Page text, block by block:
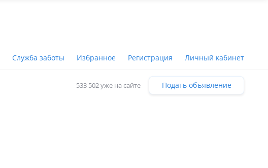
Служба заботы Избранное Регистрация Личный кабинет
533 502 уже на сайте Подать объявление